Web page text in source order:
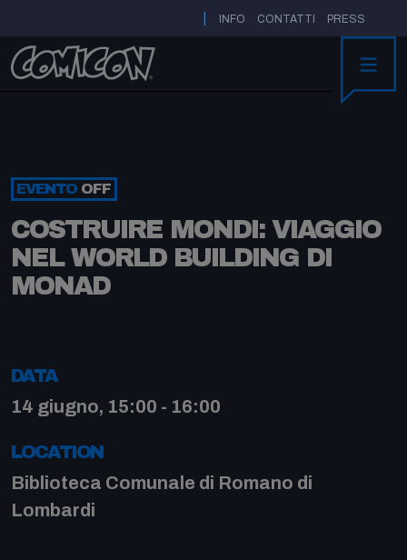
INFO CONTATTI PRESS
EVENTO OFF
COSTRUIRE MONDI: VIAGGIO
NEL WORLD BUILDING DI
MONAD
DATA
14 giugno, 15:00 - 16:00
LOCATION
Biblioteca Comunale di Romano di
Lombardi